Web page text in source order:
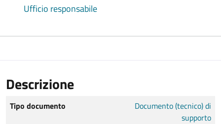
Ufficio responsabile
Descrizione
Tipo documento
Documento (tecnico) di
supporto